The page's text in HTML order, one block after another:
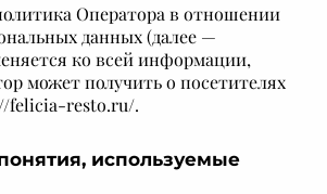
Оператора в отношении
данных (далее —
ко всей информации,
может получить о посетителях
felicia-resto.ru/.
используемые